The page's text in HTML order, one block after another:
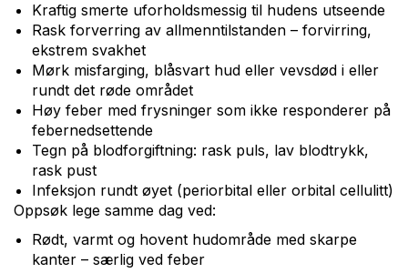
Kraftig smerte uforholdsmessig til hudens utseende
Rask forverring av allmenntilstanden – forvirring,
ekstrem svakhet
Mørk misfarging, blåsvart hud eller vevsdød i eller
rundt det røde området
Høy feber med frysninger som ikke responderer på
febernedsettende
Tegn på blodforgiftning: rask puls, lav blodtrykk,
rask pust
Infeksjon rundt øyet (periorbital eller orbital cellulitt)
Oppsøk lege samme dag ved:
Rødt, varmt og hovent hudområde med skarpe
kanter – særlig ved feber